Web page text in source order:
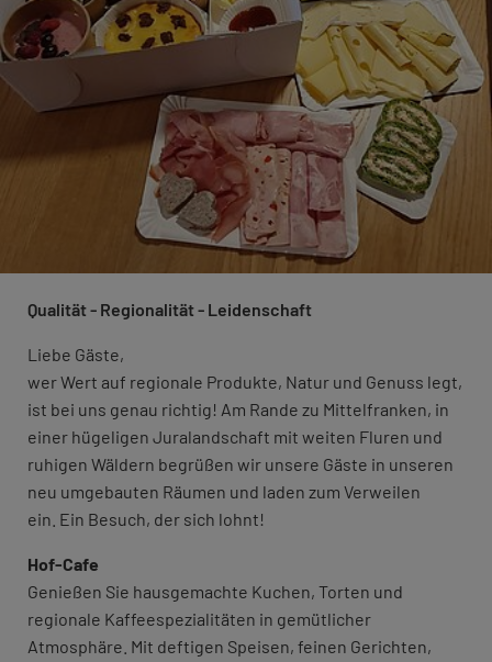
Qualität - Regionalität - Leidenschaft
Liebe Gäste,
wer Wert auf regionale Produkte, Natur und Genuss legt,
ist bei uns genau richtig! Am Rande zu Mittelfranken, in
einer hügeligen Juralandschaft mit weiten Fluren und
ruhigen Wäldern begrüßen wir unsere Gäste in unseren
neu umgebauten Räumen und laden zum Verweilen
ein. Ein Besuch, der sich lohnt!
Hof-Cafe
Genießen Sie hausgemachte Kuchen, Torten und
regionale Kaffeespezialitäten in gemütlicher
Atmosphäre. Mit deftigen Speisen, feinen Gerichten,